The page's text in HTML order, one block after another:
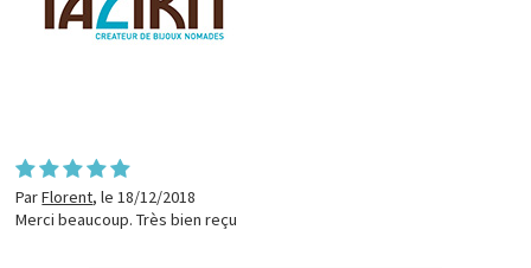
ParFlorent,le 18/12/2018
Merci beaucoup. Très bien reçu